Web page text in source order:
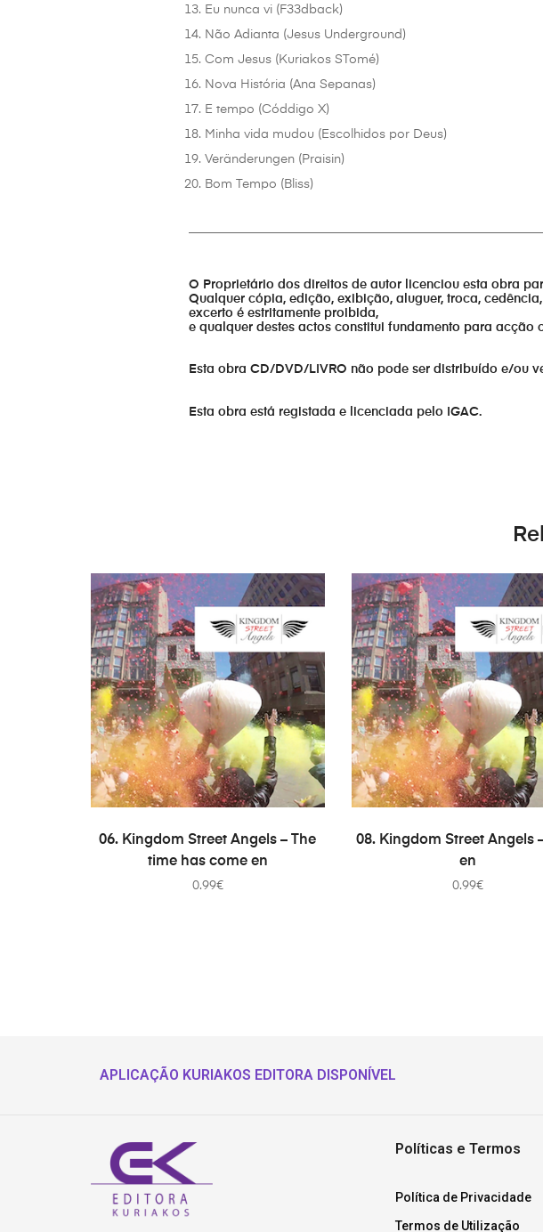
Eu nunca vi (F33dback)
Não Adianta (Jesus Underground)
Com Jesus (Kuriakos STomé)
Nova História (Ana Sepanas)
E tempo (Códdigo X)
Minha vida mudou (Escolhidos por Deus)
Veränderungen (Praisin)
Bom Tempo (Bliss)
O Proprietário dos direitos de autor licenciou esta obra
Qualquer cópia, edição, exibição, aluguer, troca,
excerto é estritamente proibida,
e qualquer destes actos constitui fundamento para
Esta obra CD/DVD/LIVRO não pode ser distribuído e/ou
Esta obra está registada e licenciada pelo IGAC.
ADD TO CART
06. Kingdom Street Angels – The
time has come en
0.99€
ADD TO CART
08. Kingdom Street Angels
en
0.99€
APLICAÇÃO KURIAKOS EDITORA DISPONÍVEL
Políticas e Termos
Política de Privacidade
Termos de Utilização